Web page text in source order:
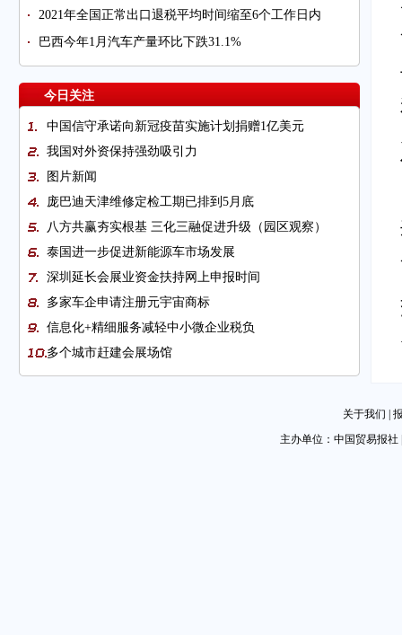
2021年全国正常出口退税平均时间缩至6个工作日内
巴西今年1月汽车产量环比下跌31.1%
今日关注
中国信守承诺向新冠疫苗实施计划捐赠1亿美元
我国对外资保持强劲吸引力
图片新闻
庞巴迪天津维修定检工期已排到5月底
八方共赢夯实根基 三化三融促进升级（园区观察）
泰国进一步促进新能源车市场发展
深圳延长会展业资金扶持网上申报时间
多家车企申请注册元宇宙商标
信息化+精细服务减轻中小微企业税负
多个城市赶建会展场馆
中新自贸协定升级议定书将于4月7日正式生效
关于我们
主办单位：中国贸易报